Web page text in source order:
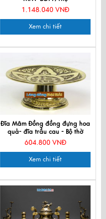
1.148.040 VNĐ
Xem chi tiết
Đĩa Mâm Đồng đồng đựng hoa
quả- đĩa trầu cau - Bộ thờ
cúng MNV-DD23
604.800 VNĐ
Xem chi tiết